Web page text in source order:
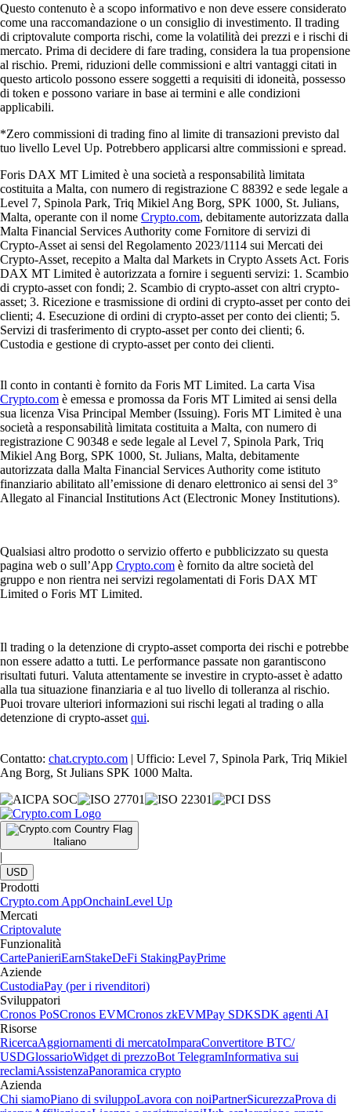
Questo contenuto è a scopo informativo e non deve essere considerato
come una raccomandazione o un consiglio di investimento. Il trading
di criptovalute comporta rischi, come la volatilità dei prezzi e i rischi di
mercato. Prima di decidere di fare trading, considera la tua propensione
al rischio. Premi, riduzioni delle commissioni e altri vantaggi citati in
questo articolo possono essere soggetti a requisiti di idoneità, possesso
di token e possono variare in base ai termini e alle condizioni
applicabili.
*Zero commissioni di trading fino al limite di transazioni previsto dal
tuo livello Level Up. Potrebbero applicarsi altre commissioni e spread.
Foris DAX MT Limited è una società a responsabilità limitata
costituita a Malta, con numero di registrazione C 88392 e sede legale a
Level 7, Spinola Park, Triq Mikiel Ang Borg, SPK 1000, St. Julians,
Malta, operante con il nome Crypto.com, debitamente autorizzata dalla
Malta Financial Services Authority come Fornitore di servizi di
Crypto-Asset ai sensi del Regolamento 2023/1114 sui Mercati dei
Crypto-Asset, recepito a Malta dal Markets in Crypto Assets Act. Foris
DAX MT Limited è autorizzata a fornire i seguenti servizi: 1. Scambio
di crypto-asset con fondi; 2. Scambio di crypto-asset con altri crypto-
asset; 3. Ricezione e trasmissione di ordini di crypto-asset per conto dei
clienti; 4. Esecuzione di ordini di crypto-asset per conto dei clienti; 5.
Servizi di trasferimento di crypto-asset per conto dei clienti; 6.
Custodia e gestione di crypto-asset per conto dei clienti.
Il conto in contanti è fornito da Foris MT Limited. La carta Visa
Crypto.com è emessa e promossa da Foris MT Limited ai sensi della
sua licenza Visa Principal Member (Issuing). Foris MT Limited è una
società a responsabilità limitata costituita a Malta, con numero di
registrazione C 90348 e sede legale al Level 7, Spinola Park, Triq
Mikiel Ang Borg, SPK 1000, St. Julians, Malta, debitamente
autorizzata dalla Malta Financial Services Authority come istituto
finanziario abilitato all’emissione di denaro elettronico ai sensi del 3°
Allegato al Financial Institutions Act (Electronic Money Institutions).
Qualsiasi altro prodotto o servizio offerto e pubblicizzato su questa
pagina web o sull’App Crypto.com è fornito da altre società del
gruppo e non rientra nei servizi regolamentati di Foris DAX MT
Limited o Foris MT Limited.
Il trading o la detenzione di crypto-asset comporta dei rischi e potrebbe
non essere adatto a tutti. Le performance passate non garantiscono
risultati futuri. Valuta attentamente se investire in crypto-asset è adatto
alla tua situazione finanziaria e al tuo livello di tolleranza al rischio.
Puoi trovare ulteriori informazioni sui rischi legati al trading o alla
detenzione di crypto-asset qui.
Contatto: chat.crypto.com | Ufficio: Level 7, Spinola Park, Triq Mikiel
Ang Borg, St Julians SPK 1000 Malta.
Italiano
|
USD
Prodotti
Crypto.com AppOnchainLevel Up
Mercati
Criptovalute
Funzionalità
CartePanieriEarnStakeDeFi StakingPayPrime
Aziende
CustodiaPay (per i rivenditori)
Sviluppatori
Cronos PoSCronos EVMCronos zkEVMPay SDKSDK agenti AI
Risorse
RicercaAggiornamenti di mercatoImparaConvertitore BTC/
USDGlossarioWidget di prezzoBot TelegramInformativa sui
reclamiAssistenzaPanoramica crypto
Azienda
Chi siamoPiano di sviluppoLavora con noiPartnerSicurezzaProva di